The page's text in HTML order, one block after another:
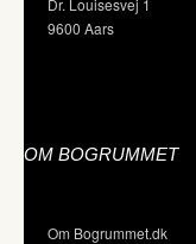
Dr. Louisesvej 1
9600 Aars
OM BOGRUMMET
Om Bogrummet.dk